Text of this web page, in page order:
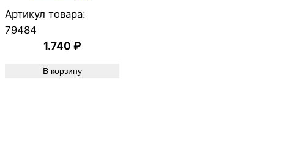
Артикул товара:
79484
1.740 ₽
В корзину